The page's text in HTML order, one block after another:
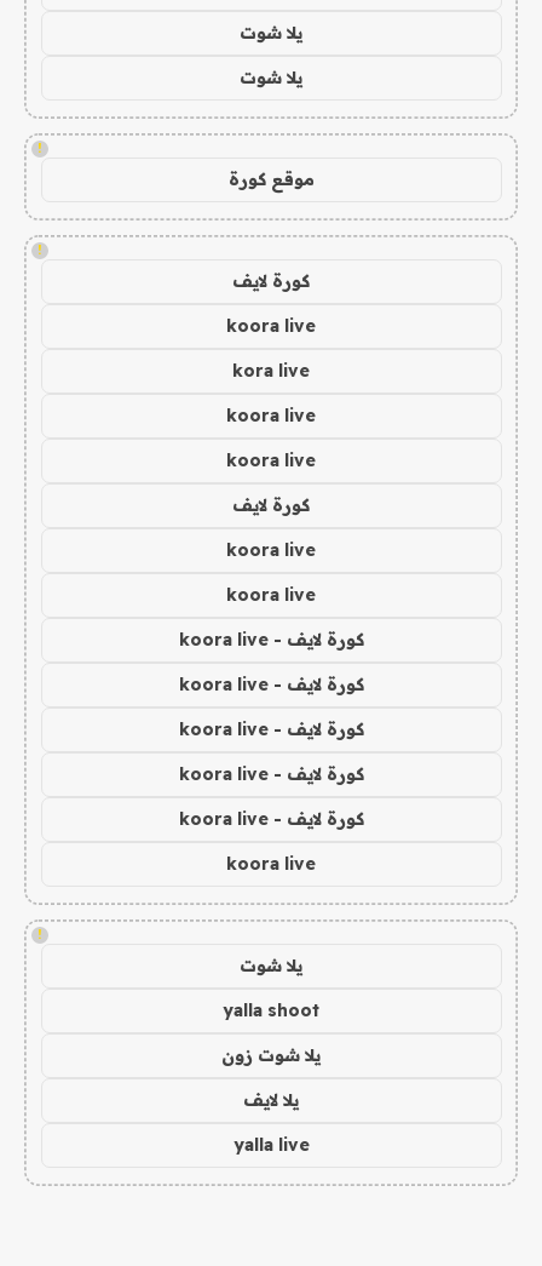
يلا شوت
يلا شوت
!
موقع كورة
!
كورة لايف
koora live
kora live
koora live
koora live
كورة لايف
koora live
koora live
كورة لايف - koora live
كورة لايف - koora live
كورة لايف - koora live
كورة لايف - koora live
كورة لايف - koora live
koora live
!
يلا شوت
yalla shoot
يلا شوت زون
يلا لايف
yalla live